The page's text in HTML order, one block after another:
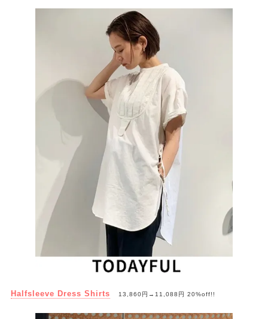
Halfsleeve Dress Shirts 13,860円→11,088円 20%off!!